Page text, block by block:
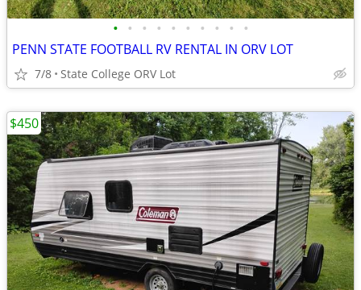
• • • • • • • • • •
PENN STATE FOOTBALL RV RENTAL IN ORV LOT
7/8 State College ORV Lot
$450